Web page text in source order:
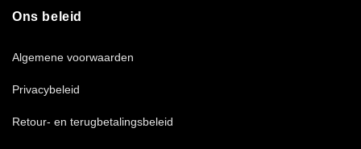
Ons beleid
Algemene voorwaarden
Privacybeleid
Retour- en terugbetalingsbeleid